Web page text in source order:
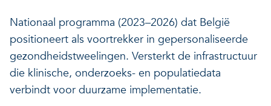
Nationaal programma (2023–2026) dat België
positioneert als voortrekker in gepersonaliseerde
gezondheidstweelingen. Versterkt de infrastructuur
die klinische, onderzoeks- en populatiedata
verbindt voor duurzame implementatie.